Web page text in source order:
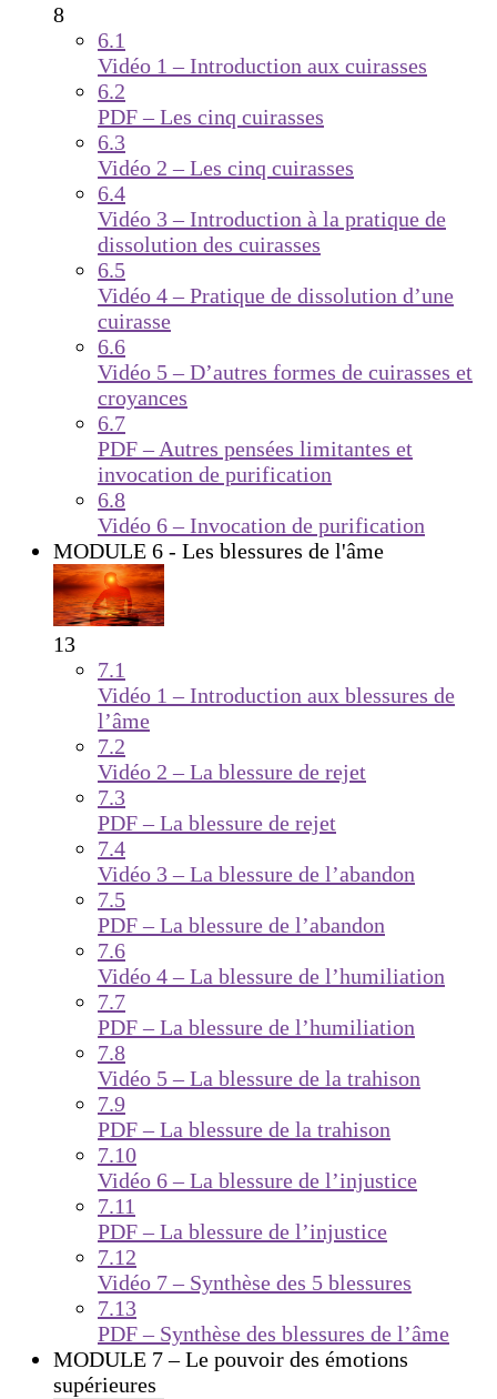
8
6.1
Vidéo 1 – Introduction aux cuirasses
6.2
PDF – Les cinq cuirasses
6.3
Vidéo 2 – Les cinq cuirasses
6.4
Vidéo 3 – Introduction à la pratique de
dissolution des cuirasses
6.5
Vidéo 4 – Pratique de dissolution d’une
cuirasse
6.6
Vidéo 5 – D’autres formes de cuirasses et
croyances
6.7
PDF – Autres pensées limitantes et
invocation de purification
6.8
Vidéo 6 – Invocation de purification
MODULE 6 - Les blessures de l'âme
13
7.1
Vidéo 1 – Introduction aux blessures de
l’âme
7.2
Vidéo 2 – La blessure de rejet
7.3
PDF – La blessure de rejet
7.4
Vidéo 3 – La blessure de l’abandon
7.5
PDF – La blessure de l’abandon
7.6
Vidéo 4 – La blessure de l’humiliation
7.7
PDF – La blessure de l’humiliation
7.8
Vidéo 5 – La blessure de la trahison
7.9
PDF – La blessure de la trahison
7.10
Vidéo 6 – La blessure de l’injustice
7.11
PDF – La blessure de l’injustice
7.12
Vidéo 7 – Synthèse des 5 blessures
7.13
PDF – Synthèse des blessures de l’âme
MODULE 7 – Le pouvoir des émotions
supérieures